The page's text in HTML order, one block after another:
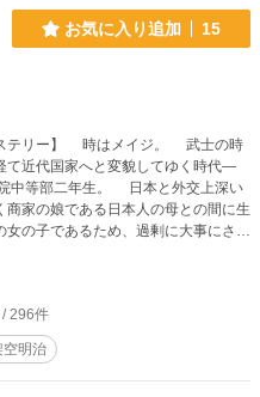
お気に入り追加 15
。 武士の時
て近代国家へと変貌してゆく時代―
家の娘である日本人の母との間に生
の子であるため、過剰に大事にされ
もにメイジ宮殿におわす皇后に一通
、メイジ宮殿で起こった殺人事件に
リーが疑いをかけられてしまい、
」
揺るがす陰謀へと繋がってーー？
/ 296件
空明治